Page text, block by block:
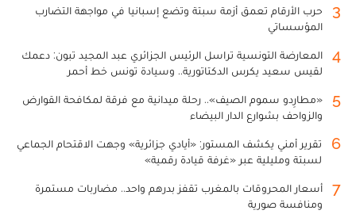
3
حرب الأرقام تعمق أزمة سبتة وتضع إسبانيا في مواجهة التضارب
المؤسساتي
4
المعارضة التونسية تراسل الرئيس الجزائري عبد المجيد تبون: دعمك
لقيس سعيد يكرس الدكتاتورية.. وسيادة تونس خط أحمر
5
«مطارِدو سموم الصيف».. رحلة ميدانية مع فرقة لمكافحة القوارض
والزواحف بشوارع الدار البيضاء
6
تقرير أمني يكشف المستور: «أيادي جزائرية» وجهت الاقتحام الجماعي
لسبتة ومليلية عبر «غرفة قيادة رقمية»
7
أسعار المحروقات بالمغرب تقفز بدرهم واحد.. مضاربات مستمرة
ومنافسة صورية